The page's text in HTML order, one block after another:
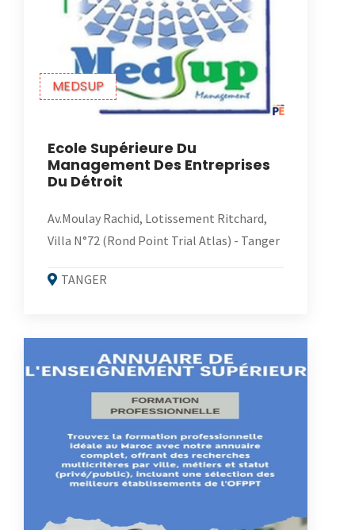
MEDSUP
Ecole Supérieure Du
Management Des Entreprises
Du Détroit
Av.Moulay Rachid, Lotissement Ritchard,
Villa N°72 (Rond Point Trial Atlas) - Tanger
TANGER